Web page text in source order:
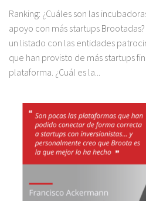
Ranking: ¿Cuáles son las
apoyo con más startups
un listado con las entidades
que han provisto de más startups
plataforma. ¿Cuál es la...